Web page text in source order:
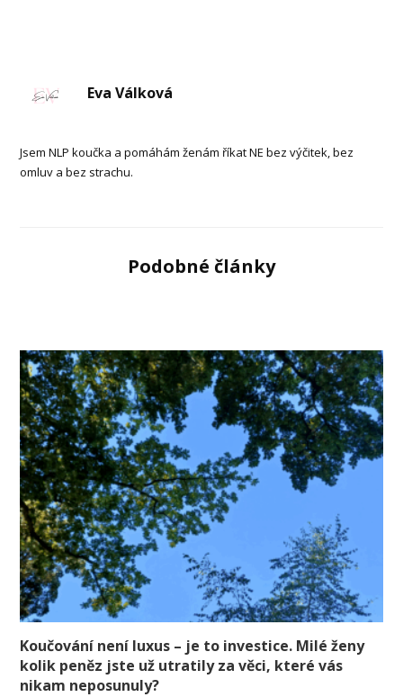
Eva Válková
Jsem NLP koučka a pomáhám ženám říkat NE bez výčitek, bez
omluv a bez strachu.
Podobné články
Koučování není luxus – je to investice. Milé ženy
kolik peněz jste už utratily za věci, které vás
nikam neposunuly?